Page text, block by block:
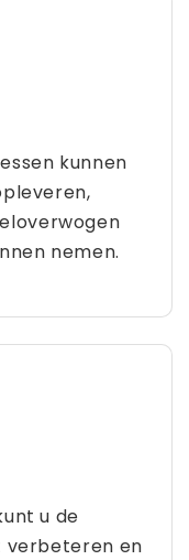
kunnen
nemen.
u de
verbeteren en